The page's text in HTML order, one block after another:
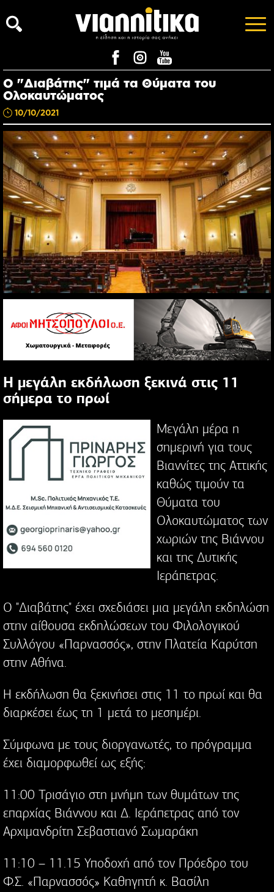
Ο "Διαβάτης" τιμά τα Θύματα του
Ολοκαυτώματος
10/10/2021
Η μεγάλη εκδήλωση ξεκινά στις 11
σήμερα το πρωί
Μεγάλη μέρα η
σημερινή για τους
Βιαννίτες της Αττικής
καθώς τιμούν τα
Θύματα του
Ολοκαυτώματος των
χωριών της Βιάννου
και της Δυτικής
Ιεράπετρας.
Ο "Διαβάτης" έχει σχεδιάσει μια μεγάλη εκδηλώση
στην αίθουσα εκδηλώσεων του Φιλολογικού
Συλλόγου «Παρνασσός», στην Πλατεία Καρύτση
στην Αθήνα.
Η εκδήλωση θα ξεκινήσει στις 11 το πρωί και θα
διαρκέσει έως τη 1 μετά το μεσημέρι.
Σύμφωνα με τους διοργανωτές, το πρόγραμμα
έχει διαμορφωθεί ως εξής:
11:00 Τρισάγιο στη μνήμη των θυμάτων της
επαρχίας Βιάννου και Δ. Ιεράπετρας από τον
Αρχιμανδρίτη Σεβαστιανό Σωμαράκη
11:10 – 11.15 Υποδοχή από τον Πρόεδρο του
Φ.Σ. «Παρνασσός» Καθηγητή κ. Βασίλη